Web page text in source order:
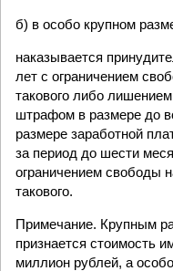
б) в особо крупном
наказывается
лет с ограничением
такового либо
штрафом в размере до
размере заработной
за период до шести
ограничением свободы
такового.
Примечание. Крупным
признается стоимость
миллион рублей, а